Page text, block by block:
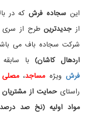
این سجاده فرش که در
ازجدیدترینطرح از سری
شرکت سجاده باف می
اردهال کاشان)با سابقه
فرش ویژهمساجد،مصلی
راستایحمایت از مشتریان
مواد اولیه (نخ صد